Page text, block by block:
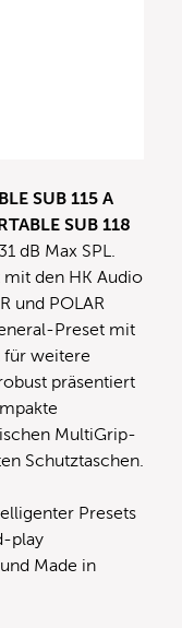
SUB 115 A
SUB 118
dB Max SPL.
den HK Audio
und POLAR
Preset mit
für weitere
präsentiert
MultiGrip-
Schutztaschen.
Presets
play
Made in